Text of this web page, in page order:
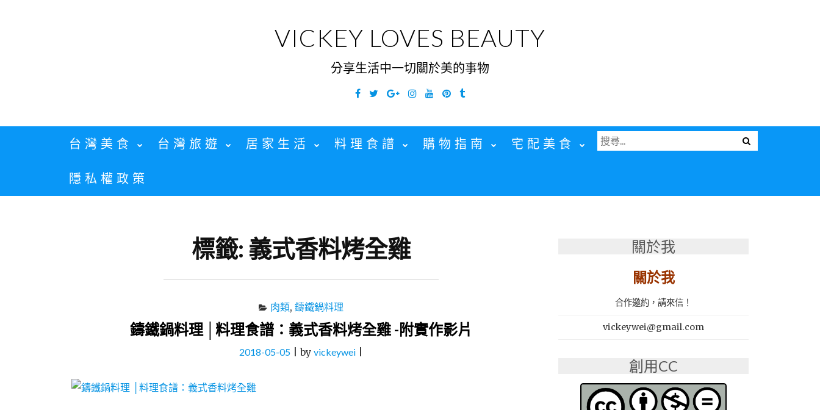
VICKEY LOVES BEAUTY
分享生活中一切關於美的事物
Facebook
TwitterGoogleInstagramYouTubePinterest
Tumblr
台灣美食 台灣旅遊 居家生活 料理食譜 購物指南 宅配美食
隱私權政策
Menu
搜
尋
標籤: 義式香料烤全雞
肉類, 鑄鐵鍋料理
鑄鐵鍋料理 │料理食譜：義式香料烤全雞 -附實作影片
2018-05-05 |by vickeywei
關於我
關於我
合作邀約，請來信！
vickeywei@gmail.com
創用CC